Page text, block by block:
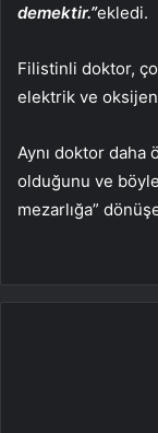
demektir.”ekledi.
Filistinli doktor,
elektrik ve
Aynı doktor daha
olduğunu ve
mezarlığa”